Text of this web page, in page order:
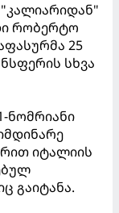
რობერტო
25
სხვა
ნომრიანი
იტალიის
გაიტანა.